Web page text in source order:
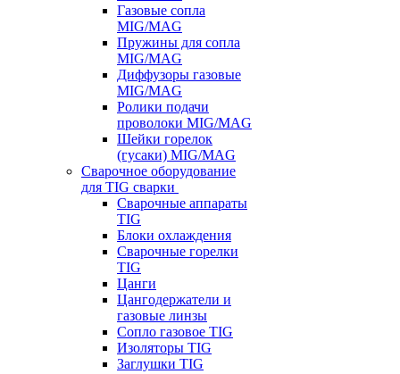
Газовые сопла
MIG/MAG
Пружины для сопла
MIG/MAG
Диффузоры газовые
MIG/MAG
Ролики подачи
проволоки MIG/MAG
Шейки горелок
(гусаки) MIG/MAG
Сварочное оборудование
для TIG сварки
Сварочные аппараты
TIG
Блоки охлаждения
Сварочные горелки
TIG
Цанги
Цангодержатели и
газовые линзы
Сопло газовое TIG
Изоляторы TIG
Заглушки TIG